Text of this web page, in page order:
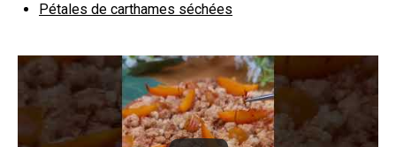
Pétales de carthames séchées